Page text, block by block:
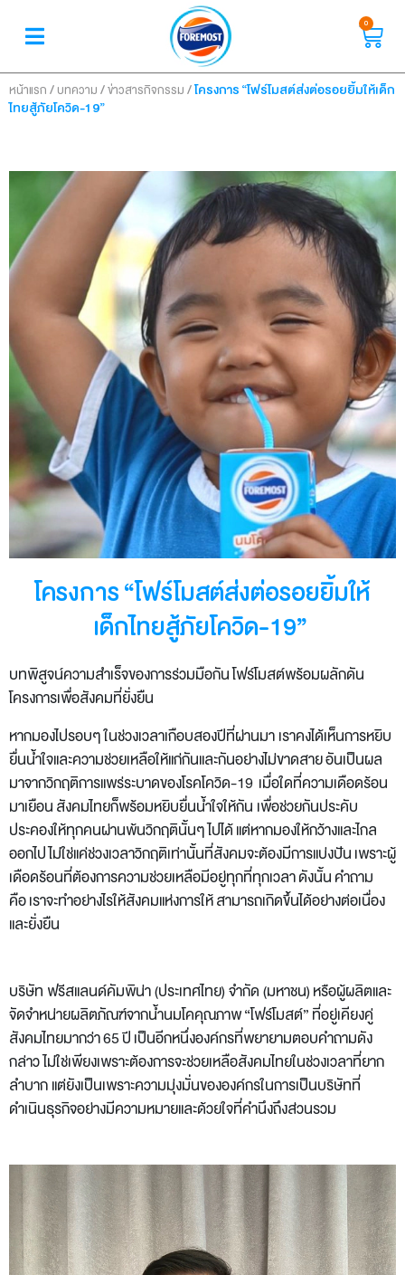
0
หน้าแรก / บทความ /ข่าวสารกิจกรรม /โครงการ “โฟร์โมสต์ส่งต่อรอยยิ้มให้เด็ก
ไทยสู้ภัยโควิด-19”
โครงการ “โฟร์โมสต์ส่งต่อรอยยิ้มให้
เด็กไทยสู้ภัยโควิด-19”
บทพิสูจน์ความสำเร็จของการร่วมมือกัน โฟร์โมสต์พร้อมผลักดัน
โครงการเพื่อสังคมที่ยั่งยืน
หากมองไปรอบๆ ในช่วงเวลาเกือบสองปีที่ผ่านมา เราคงได้เห็นการหยิบ
ยื่นน้ำใจและความช่วยเหลือให้แก่กันและกันอย่างไม่ขาดสาย อันเป็นผล
มาจากวิกฤติการแพร่ระบาดของโรคโควิด-19 เมื่อใดที่ความเดือดร้อน
มาเยือน สังคมไทยก็พร้อมหยิบยื่นน้ำใจให้กัน เพื่อช่วยกันประคับ
ประคองให้ทุกคนผ่านพ้นวิกฤตินั้นๆ ไปได้ แต่หากมองให้กว้างและไกล
ออกไป ไม่ใช่แค่ช่วงเวลาวิกฤติเท่านั้นที่สังคมจะต้องมีการแบ่งปัน เพราะผู้
เดือดร้อนที่ต้องการความช่วยเหลือมีอยู่ทุกที่ทุกเวลา ดังนั้น คำถาม
คือ เราจะทำอย่างไรให้สังคมแห่งการให้ สามารถเกิดขึ้นได้อย่างต่อเนื่อง
และยั่งยืน
บริษัท ฟรีสแลนด์คัมพิน่า (ประเทศไทย) จำกัด (มหาชน)หรือผู้ผลิตและ
จัดจำหน่ายผลิตภัณฑ์จากน้ำนมโคคุณภาพ “โฟร์โมสต์” ที่อยู่เคียงคู่
สังคมไทยมากว่า 65 ปี เป็นอีกหนึ่งองค์กรที่พยายามตอบคำถามดัง
กล่าว ไม่ใช่เพียงเพราะต้องการจะช่วยเหลือสังคมไทยในช่วงเวลาที่ยาก
ลำบาก แต่ยังเป็นเพราะความมุ่งมั่นขององค์กรในการเป็นบริษัทที่
ดำเนินธุรกิจอย่างมีความหมายและด้วยใจที่คำนึงถึงส่วนรวม